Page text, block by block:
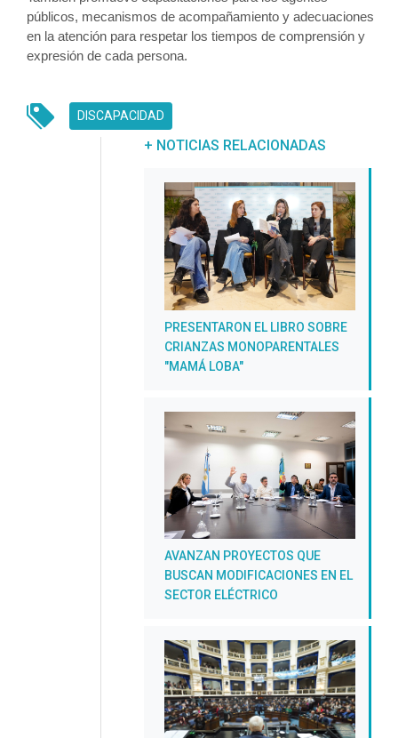
públicos, mecanismos de acompañamiento y adecuaciones
en la atención para respetar los tiempos de comprensión y
expresión de cada persona.
DISCAPACIDAD
UNREAD MESSAGES
+ NOTICIAS RELACIONADAS
PRESENTARON EL LIBRO SOBRE
CRIANZAS MONOPARENTALES
"MAMÁ LOBA"
AVANZAN PROYECTOS QUE
BUSCAN MODIFICACIONES EN EL
SECTOR ELÉCTRICO